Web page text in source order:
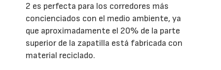
2 es perfecta para los corredores más
concienciados con el medio ambiente, ya
que aproximadamente el 20% de la parte
superior de la zapatilla está fabricada con
material reciclado.